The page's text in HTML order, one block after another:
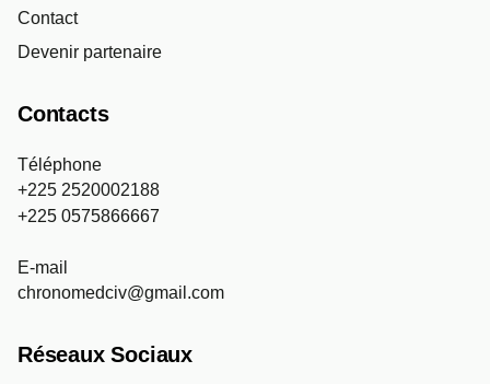
Contact
Devenir partenaire
Contacts
Téléphone
+225 2520002188
+225 0575866667
E-mail
chronomedciv@gmail.com
Réseaux Sociaux